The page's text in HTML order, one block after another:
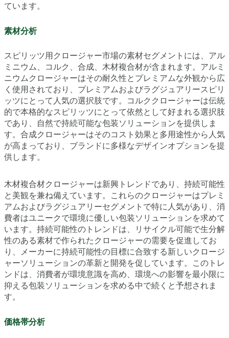
ています。
素材分析
スピリッツ用クロージャー市場の素材セグメントには、アル
ミニウム、コルク、合成、木材複合材が含まれます。アルミ
ニウムクロージャーはその耐久性とプレミアムな外観から広
く使用されており、プレミアムおよびラグジュアリースピリ
ッツにとって人気の選択肢です。コルククロージャーは伝統
的で本格的なスピリッツにとって依然として好まれる選択肢
であり、自然で持続可能な包装ソリューションを提供しま
す。合成クロージャーはそのコスト効果と多用途性から人気
が高まっており、ブランドに多様なデザインオプションを提
供します。
木材複合材クロージャーは新興トレンドであり、持続可能性
と美観を兼ね備えています。これらのクロージャーはプレミ
アムおよびラグジュアリーセグメントで特に人気があり、消
費者はユニークで環境に優しい包装ソリューションを求めて
います。持続可能性のトレンドは、リサイクル可能で生分解
性のある素材で作られたクロージャーの需要を促進してお
り、メーカーに持続可能性の目標に合致する新しいクロージ
ャーソリューションの革新と開発を促しています。このトレ
ンドは、消費者が環境意識を高め、環境への影響を最小限に
抑える包装ソリューションを求める中で続くと予想されま
す。
価格帯分析